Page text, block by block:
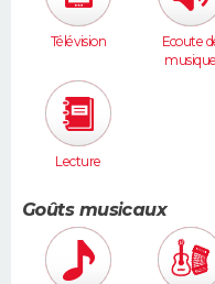
Télévision
Ecoute
musique
Lecture
Goûts musicaux